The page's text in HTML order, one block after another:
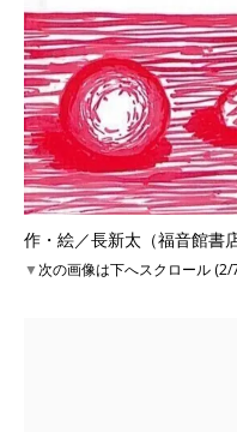
作・絵／長新太（福音館書
▼次の画像は下へスクロール (2/